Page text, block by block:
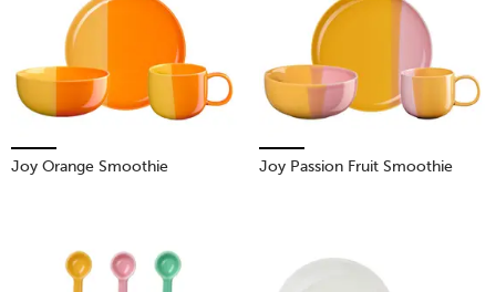
Joy Orange Smoothie Joy Passion Fruit Smoothie